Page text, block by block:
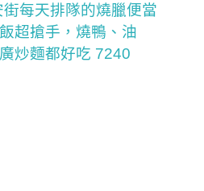
每天排隊的燒臘便當
超搶手，燒鴨、油
炒麵都好吃 7240